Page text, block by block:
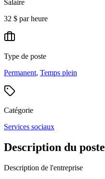
Salaire
32 $ par heure
Type de poste
Permanent, Temps plein
Catégorie
Services sociaux
Description du poste
Description de l'entreprise